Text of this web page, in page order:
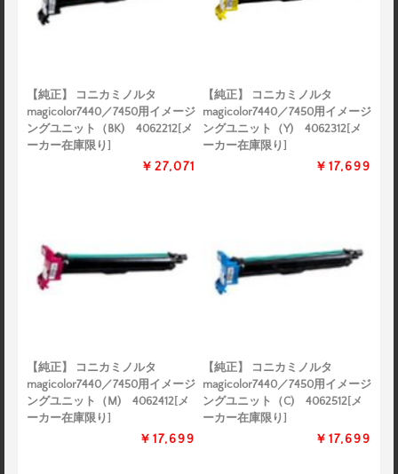
【純正】 コニカミノルタ
magicolor7440／7450用イメージ
ングユニット（BK) 4062212[メ
ーカー在庫限り]
￥27,071
【純正】 コニカミノルタ
magicolor7440／7450用イメージ
ングユニット（Y) 4062312[メ
ーカー在庫限り]
￥17,699
【純正】 コニカミノルタ
magicolor7440／7450用イメージ
ングユニット（M) 4062412[メ
ーカー在庫限り]
￥17,699
【純正】 コニカミノルタ
magicolor7440／7450用イメージ
ングユニット（C) 4062512[メ
ーカー在庫限り]
￥17,699